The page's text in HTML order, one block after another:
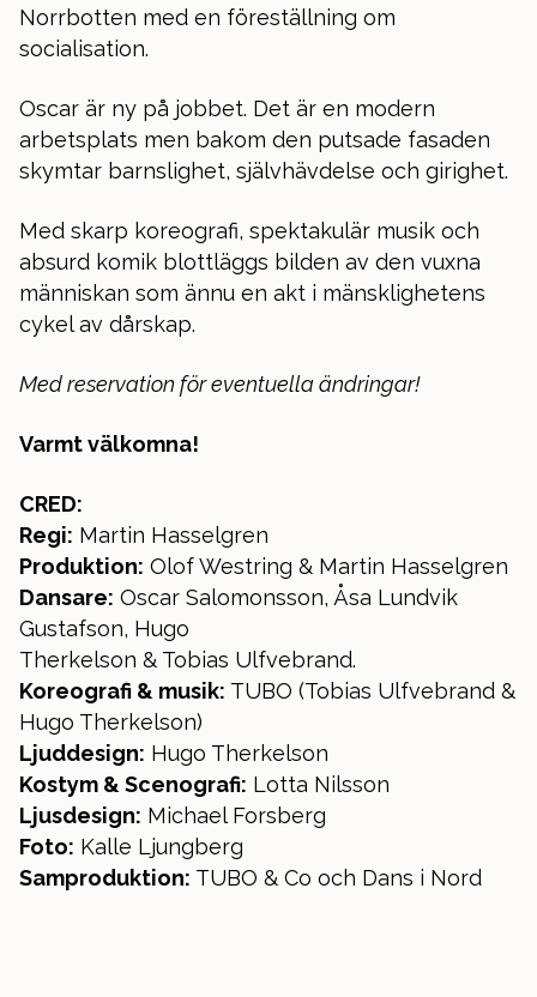
Norrbotten med en föreställning om
socialisation.
Oscar är ny på jobbet. Det är en modern
arbetsplats men bakom den putsade fasaden
skymtar barnslighet, självhävdelse och girighet.
Med skarp koreografi, spektakulär musik och
absurd komik blottläggs bilden av den vuxna
människan som ännu en akt i mänsklighetens
cykel av dårskap.
Med reservation för eventuella ändringar!
Varmt välkomna!
CRED:
Regi: Martin Hasselgren
Produktion: Olof Westring & Martin Hasselgren
Dansare: Oscar Salomonsson, Åsa Lundvik
Gustafson, Hugo
Therkelson & Tobias Ulfvebrand.
Koreografi & musik: TUBO (Tobias Ulfvebrand &
Hugo Therkelson)
Ljuddesign: Hugo Therkelson
Kostym & Scenografi: Lotta Nilsson
Ljusdesign: Michael Forsberg
Foto: Kalle Ljungberg
Samproduktion: TUBO & Co och Dans i Nord